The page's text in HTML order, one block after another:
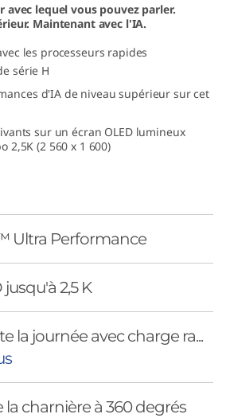
avec lequel vous pouvez parler.
Maintenant avec l'IA.
les processeurs rapides
série H
d'IA de niveau supérieur sur cet
sur un écran OLED lumineux
2,5K (2 560 x 1 600)
Ultra Performance
2,5 K
la journée avec charge ra...
la charnière à 360 degrés